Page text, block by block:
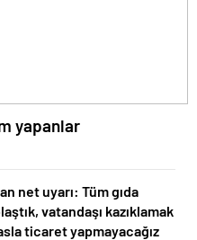
yapanlar
net uyarı: Tüm gıda
vatandaşı kazıklamak
ticaret yapmayacağız